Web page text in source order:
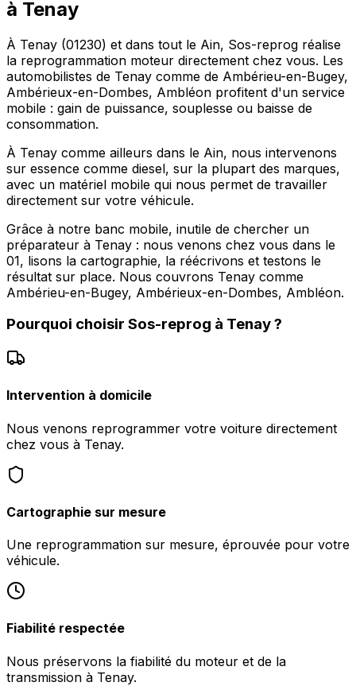
à Tenay
À Tenay (01230) et dans tout le Ain, Sos-reprog réalise
la reprogrammation moteur directement chez vous. Les
automobilistes de Tenay comme de Ambérieu-en-Bugey,
Ambérieux-en-Dombes, Ambléon profitent d'un service
mobile : gain de puissance, souplesse ou baisse de
consommation.
À Tenay comme ailleurs dans le Ain, nous intervenons
sur essence comme diesel, sur la plupart des marques,
avec un matériel mobile qui nous permet de travailler
directement sur votre véhicule.
Grâce à notre banc mobile, inutile de chercher un
préparateur à Tenay : nous venons chez vous dans le
01, lisons la cartographie, la réécrivons et testons le
résultat sur place. Nous couvrons Tenay comme
Ambérieu-en-Bugey, Ambérieux-en-Dombes, Ambléon.
Pourquoi choisir Sos-reprog à Tenay?
Intervention à domicile
Nous venons reprogrammer votre voiture directement
chez vous à Tenay.
Cartographie sur mesure
Une reprogrammation sur mesure, éprouvée pour votre
véhicule.
Fiabilité respectée
Nous préservons la fiabilité du moteur et de la
transmission à Tenay.